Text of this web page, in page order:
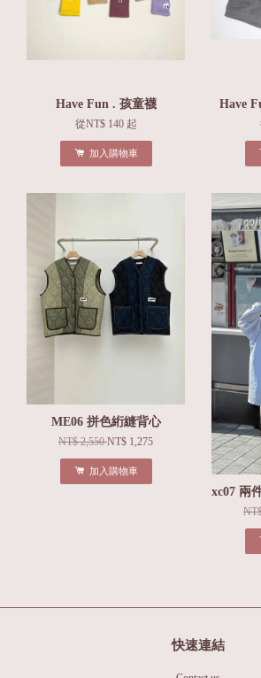
Have Fun . 孩童襪
從NT$ 140 起
加入購物車
Have
ME06 拼色絎縫背心
NT$ 2,550NT$ 1,275
加入購物車
xc07 兩
快速連結